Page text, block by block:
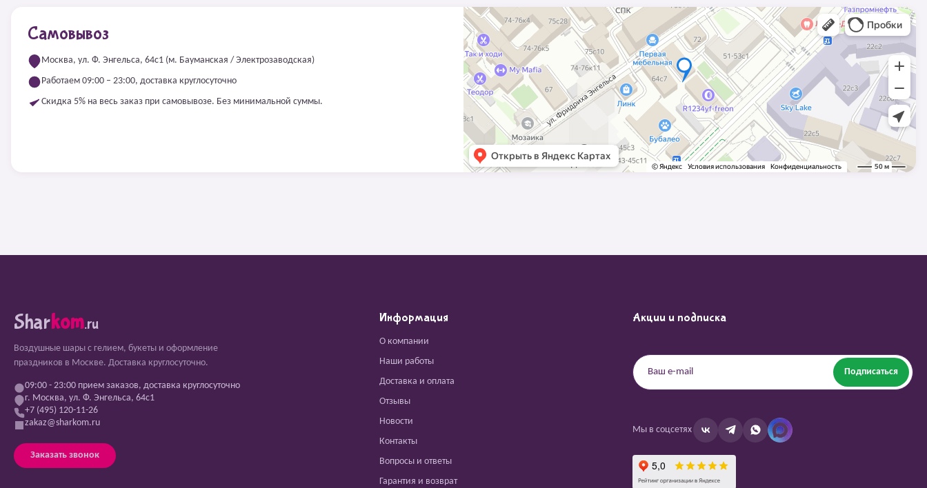
Самовывоз
Москва, ул. Ф. Энгельса, 64с1 (м. Бауманская / Электрозаводская)
Работаем 09:00 – 23:00, доставка круглосуточно
Скидка 5% на весь заказ при самовывозе. Без минимальной суммы.
Sharkom.ru
Воздушные шары с гелием, букеты и оформление
праздников в Москве. Доставка круглосуточно.
09:00 - 23:00 прием заказов, доставка круглосуточно
г. Москва, ул. Ф. Энгельса, 64с1
+7 (495) 120-11-26
zakaz@sharkom.ru
Заказать звонок
Информация
О компании
Наши работы
Доставка и оплата
Отзывы
Новости
Контакты
Вопросы и ответы
Гарантия и возврат
Акции и подписка
Подписаться
Мы в соцсетях